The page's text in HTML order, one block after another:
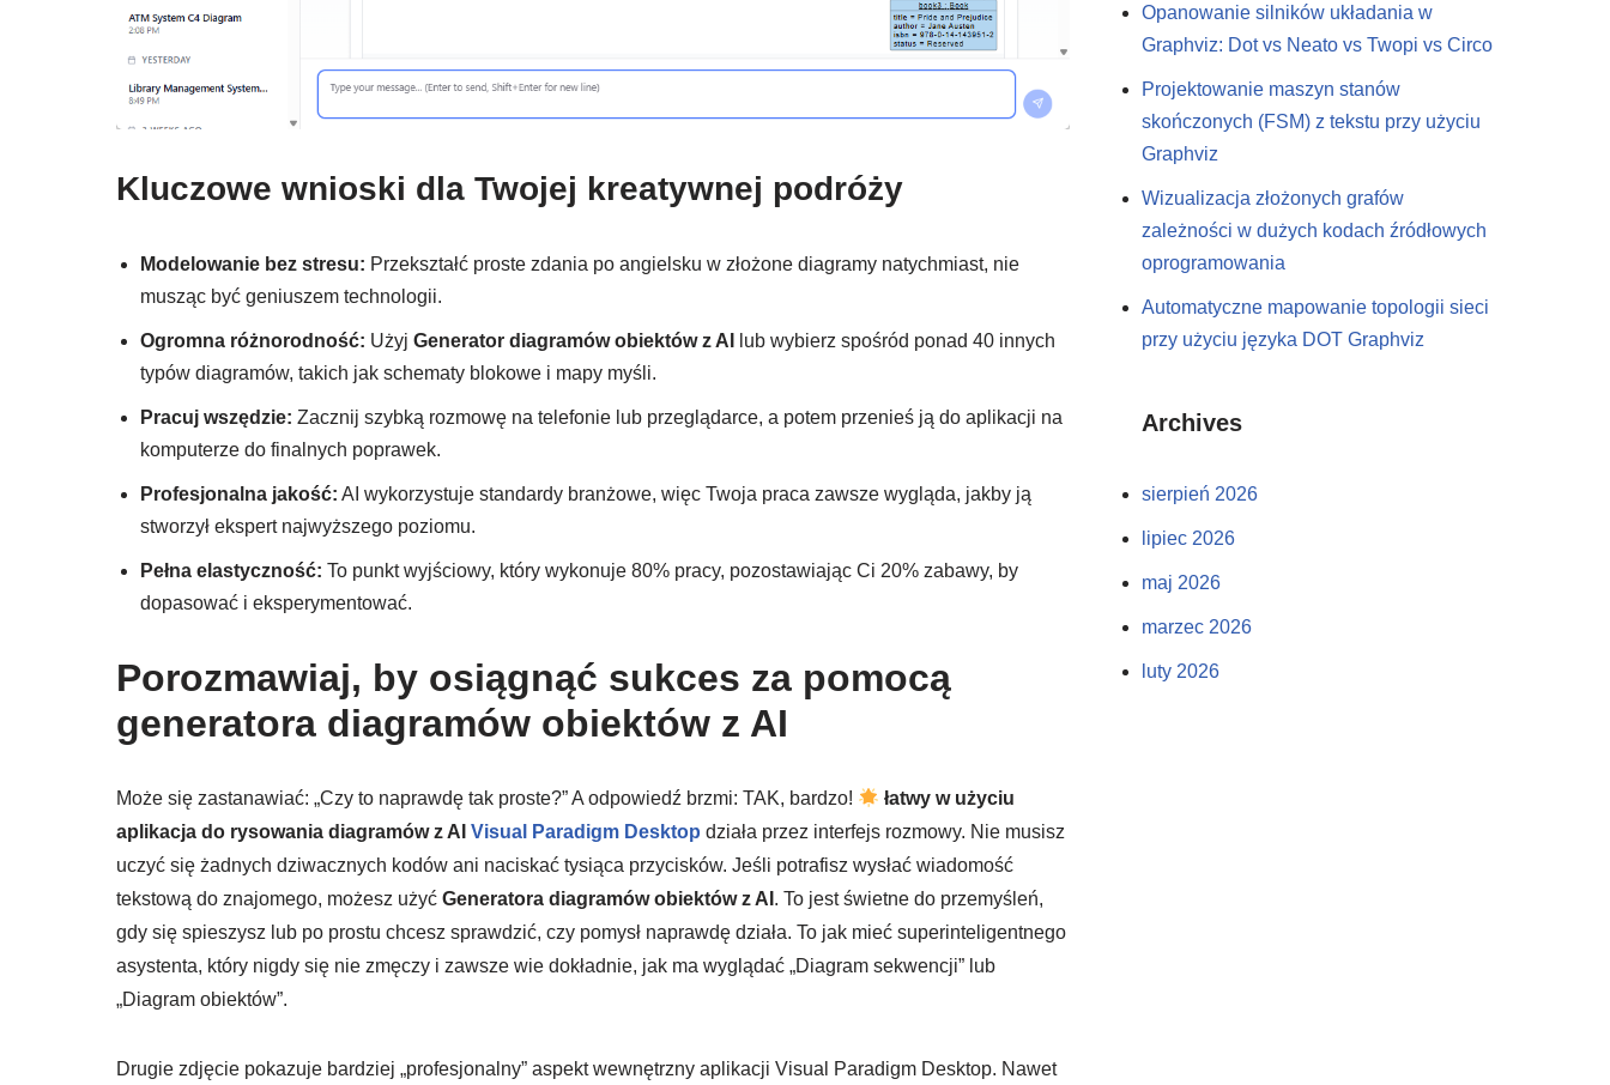
Kluczowe wnioski dla Twojej kreatywnej podróży
Modelowanie bez stresu: Przekształć proste zdania po angielsku w złożone diagramy natychmiast, nie
musząc być geniuszem technologii.
Ogromna różnorodność: Użyj Generator diagramów obiektów z AI
lub wybierz spośród ponad 40 innych
typów diagramów, takich jak schematy blokowe i mapy myśli.
Pracuj wszędzie: Zacznij szybką rozmowę na telefonie lub przeglądarce, a potem przenieś ją do aplikacji na
komputerze do finalnych poprawek.
Profesjonalna jakość: AI wykorzystuje standardy branżowe, więc Twoja praca zawsze wygląda, jakby ją
stworzył ekspert najwyższego poziomu.
Pełna elastyczność: To punkt wyjściowy, który wykonuje 80% pracy, pozostawiając Ci 20% zabawy, by
dopasować i eksperymentować.
Porozmawiaj, by osiągnąć sukces za pomocą
generatora diagramów obiektów z AI
Może się zastanawiać: „Czy to naprawdę tak proste?” A odpowiedź brzmi: TAK, bardzo!
łatwy w użyciu
aplikacja do rysowania diagramów z AI Visual Paradigm Desktop działa przez interfejs rozmowy. Nie musisz
uczyć się żadnych dziwacznych kodów ani naciskać tysiąca przycisków. Jeśli potrafisz wysłać wiadomość
tekstową do znajomego, możesz użyć Generatora diagramów obiektów z AI . To jest świetne do przemyśleń,
gdy się spieszysz lub po prostu chcesz sprawdzić, czy pomysł naprawdę działa. To jak mieć superinteligentnego
asystenta, który nigdy się nie zmęczy i zawsze wie dokładnie, jak ma wyglądać „Diagram sekwencji” lub
„Diagram obiektów”.
Drugie zdjęcie pokazuje bardziej „profesjonalny” aspekt wewnętrzny aplikacji Visual Paradigm Desktop. Nawet
Opanowanie silników układania w
Graphviz: Dot vs Neato vs Twopi vs Circo
Projektowanie maszyn stanów
skończonych (FSM) z tekstu przy użyciu
Graphviz
Wizualizacja złożonych grafów
zależności w dużych kodach źródłowych
oprogramowania
Automatyczne mapowanie topologii sieci
przy użyciu języka DOT Graphviz
Archives
sierpień 2026
lipiec 2026
maj 2026
marzec 2026
luty 2026